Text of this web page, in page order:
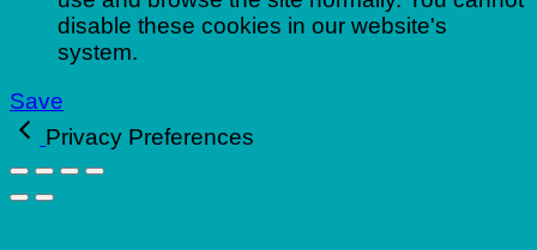
disable these cookies in our website's
system.
Save
Privacy Preferences